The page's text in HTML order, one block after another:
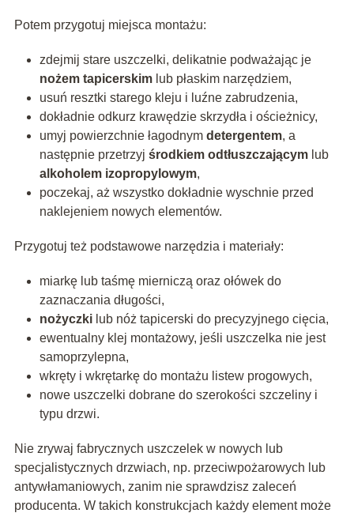
Potem przygotuj miejsca montażu:
zdejmij stare uszczelki, delikatnie podważając je
nożem tapicerskimlub płaskim narzędziem,
usuń resztki starego kleju i luźne zabrudzenia,
dokładnie odkurz krawędzie skrzydła i ościeżnicy,
umyj powierzchnie łagodnym detergentem, a
następnie przetrzyj środkiem odtłuszczającymlub
alkoholem izopropylowym,
poczekaj, aż wszystko dokładnie wyschnie przed
naklejeniem nowych elementów.
Przygotuj też podstawowe narzędzia i materiały:
miarkę lub taśmę mierniczą oraz ołówek do
zaznaczania długości,
nożyczkilub nóż tapicerski do precyzyjnego cięcia,
ewentualny klej montażowy, jeśli uszczelka nie jest
samoprzylepna,
wkręty i wkrętarkę do montażu listew progowych,
nowe uszczelki dobrane do szerokości szczeliny i
typu drzwi.
Nie zrywaj fabrycznych uszczelek w nowych lub
specjalistycznych drzwiach, np. przeciwpożarowych lub
antywłamaniowych, zanim nie sprawdzisz zaleceń
producenta. W takich konstrukcjach każdy element może